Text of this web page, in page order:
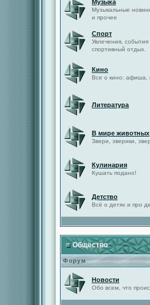
Музыка
Музыкальные
и прочее
Спорт
Увлечения,
спортивный отдых.
Кино
Все о кино: афиша,
Литература
В мире животных
Звери, зверики,
Кулинария
Кушать подано!
Детство
Всё о детях и про
Общество
Форум
Новости
Обо всем, что